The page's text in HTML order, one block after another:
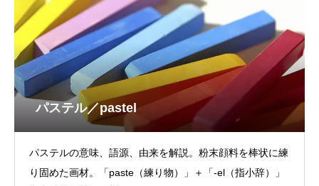
パステル／pastel
パステルの意味、語源、由来を解説。粉末顔料を棒状に練
り固めた画材。「paste（練り物）」＋「-el（指小辞）」